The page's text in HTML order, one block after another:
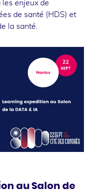
enjeux de
de santé (HDS) et
la santé.
au Salon de